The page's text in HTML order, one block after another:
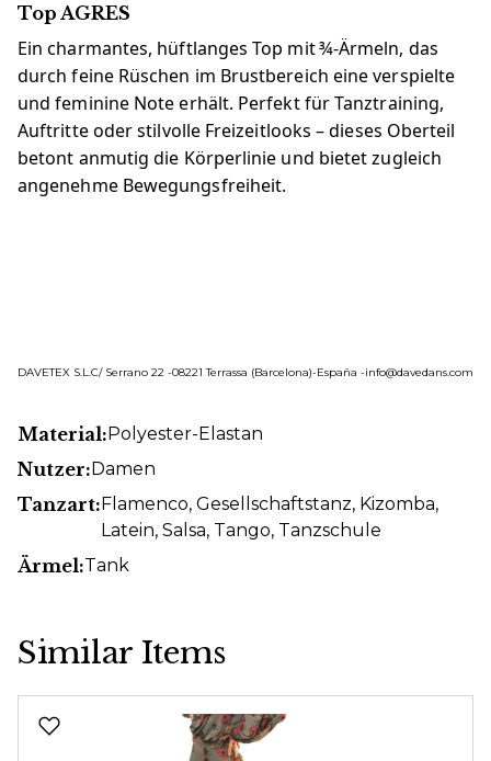
Top AGRES
Ein charmantes, hüftlanges Top mit ¾-Ärmeln, das
durch feine Rüschen im Brustbereich eine verspielte
und feminine Note erhält. Perfekt für Tanztraining,
Auftritte oder stilvolle Freizeitlooks – dieses Oberteil
betont anmutig die Körperlinie und bietet zugleich
angenehme Bewegungsfreiheit.
DAVETEX S.L.C/ Serrano 22 -08221 Terrassa (Barcelona)-España -info@davedans.com
Material:Polyester-Elastan
Nutzer:Damen
Tanzart:Flamenco, Gesellschaftstanz, Kizomba,
Latein, Salsa, Tango, Tanzschule
Ärmel:Tank
Similar Items